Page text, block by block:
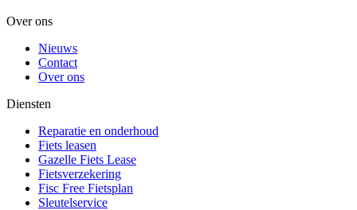
Over ons
Nieuws
Contact
Over ons
Diensten
Reparatie en onderhoud
Fiets leasen
Gazelle Fiets Lease
Fietsverzekering
Fisc Free Fietsplan
Sleutelservice